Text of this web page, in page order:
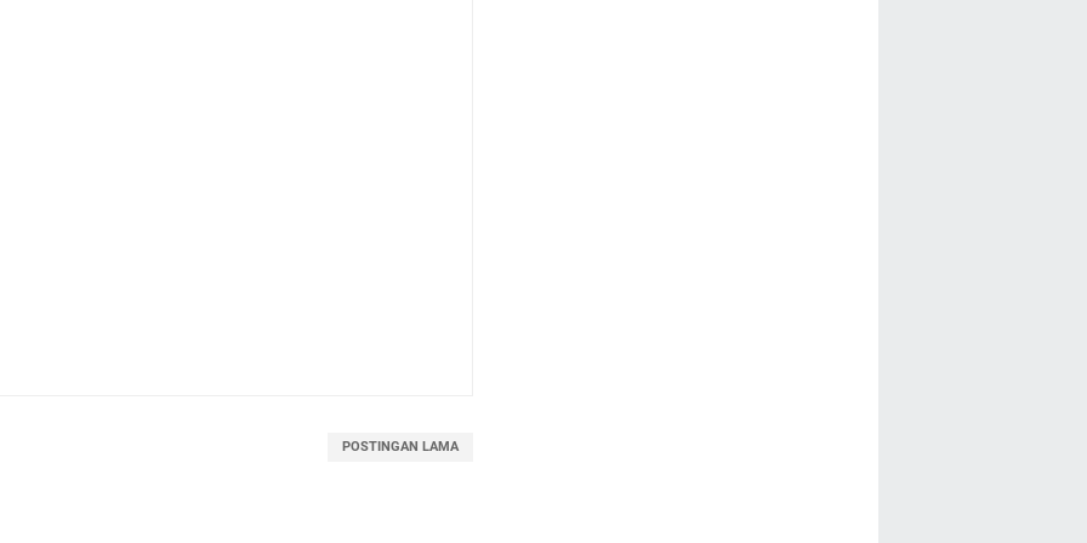
POSTINGAN LAMA